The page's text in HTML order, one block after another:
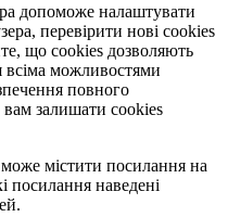
допоможе налаштувати
перевірити нові cookies
що cookies дозволяють
можливостями
повного
вам залишати cookies
містити посилання на
посилання наведені